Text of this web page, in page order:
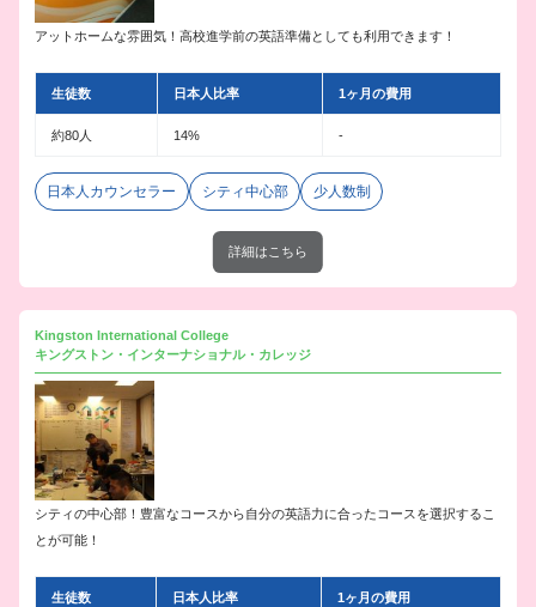
アットホームな雰囲気！高校進学前の英語準備としても利用できます！
生徒数 日本人比率 1ヶ月の費用
約80人 14% -
日本人カウンセラー シティ中心部 少人数制
詳細はこちら
Kingston International College
キングストン・インターナショナル・カレッジ
シティの中心部！豊富なコースから自分の英語力に合ったコースを選択するこ
とが可能！
生徒数 日本人比率 1ヶ月の費用